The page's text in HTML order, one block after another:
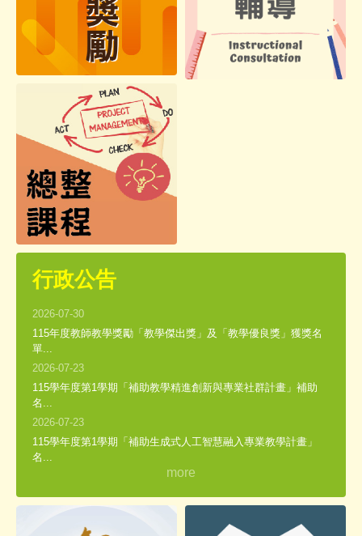
行政公告
2026-07-30
115年度教師教學獎勵「教學傑出獎」及「教學優良獎」獲獎名
單...
2026-07-23
115學年度第1學期「補助教學精進創新與專業社群計畫」補助
名...
2026-07-23
115學年度第1學期「補助生成式人工智慧融入專業教學計畫」
名...
more